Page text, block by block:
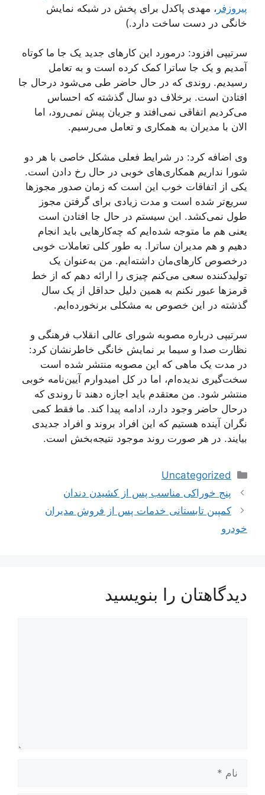
پیروزفر ، مهدی پاکدل برای پخش در شبکه نمایش
خانگی در دست ساخت دارد.)
سرتیپی افزود: درمورد این کار‌های جدید یک جا ما کوتاه
آمدیم و یک جا ساترا کمک کرده است و به تعامل
رسیدیم. روندی که در حال حاضر طی می‌شود درحال جا
افتادن است. برخلاف دو سال گذشته که احساس
می‌کردیم اتفاقی نمی‌افتد و جریان پیش نمی‌رود، اما
الان با مدیران به همکاری و تعامل می‌رسیم.
وی اضافه کرد: در شرایط فعلی مشکل خاصی با هر دو
شورا نداریم همکاری‌های خوبی در حال رخ دادن است.
یکی از اتفاقات خوب این است که زمان صدور مجوز‌ها
سریع‌تر شده است و مدت زیادی برای گرفتن مجوز
طول نمی‌کشد. این سیستم در حال جا افتادن است
یعنی هم ما متوجه شده‌ایم که چه‌کار‌هایی باید انجام
دهیم و هم مدیران ساترا. به طور کلی تعاملات خوبی
درخصوص کارهای‌مان داشته‌ایم. من به‌عنوان یک
تولیدکننده سعی می‌کنم چیزی را ارائه دهم که از خط
قرمز‌ها عبور نکنم به همین دلیل حداقل از یک سال
گذشته در این خصوص به مشکلی برنخورده‌ایم.
سرتیپی درباره مصوبه شورای عالی انقلاب فرهنگی و
نظارت صدا و سیما بر نمایش خانگی خاطرنشان کرد:
در مدت یک ماهی که این مصوبه منتشر شده است
سخت‌گیری ندیده‌ام، اما در کل امیدوارم آیین‌نامه خوبی
منتشر شود. من معتقدم باید اجازه دهند تا روندی که
درحال حاضر وجود دارد، ادامه پیدا کند. ما فقط کمی
نگران آینده هستیم که این افراد بروند و افراد جدیدی
بیایند. در هر صورت روند موجود نتیجه‌بخش است.
دسته‌ها
Uncategorized
ناوبری
نوشته‌ها
پنج خوراکی مناسب پس از کشیدن دندان
کمپین تابستانی خدمات پس از فروش مدیران
خودرو
دیدگاهتان را بنویسید